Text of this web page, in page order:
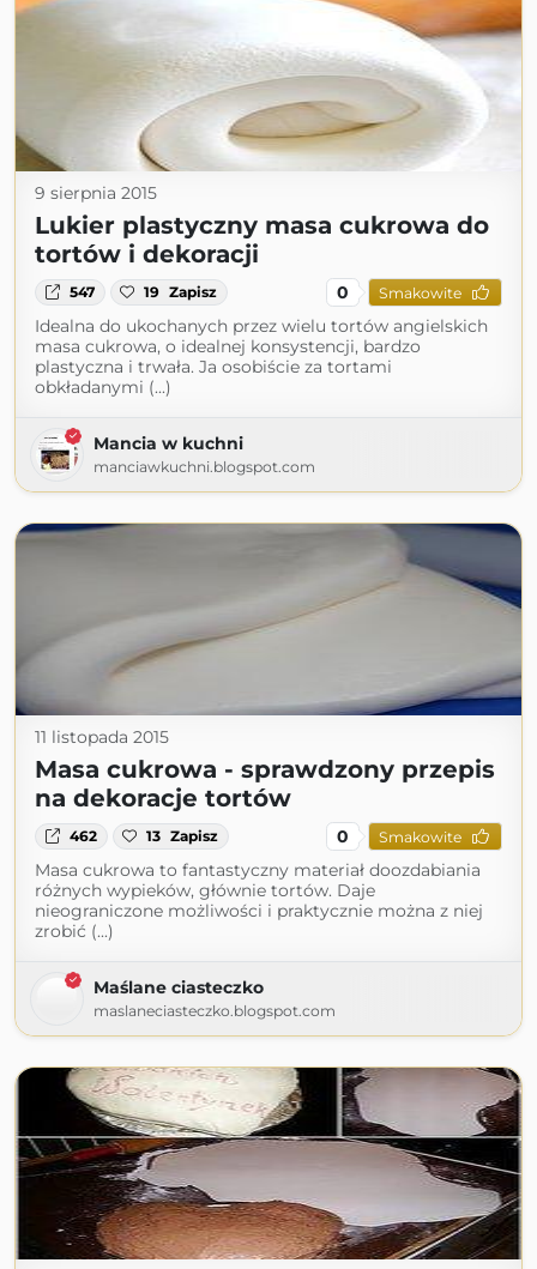
9 sierpnia 2015
Lukier plastyczny masa cukrowa do
tortów i dekoracji
547 19 Zapisz 0 Smakowite
Idealna do ukochanych przez wielu tortów angielskich
masa cukrowa, o idealnej konsystencji, bardzo
plastyczna i trwała. Ja osobiście za tortami
obkładanymi (...)
Mancia w kuchni
manciawkuchni.blogspot.com
11 listopada 2015
Masa cukrowa - sprawdzony przepis
na dekoracje tortów
462 13 Zapisz 0 Smakowite
Masa cukrowa to fantastyczny materiał doozdabiania
różnych wypieków, głównie tortów. Daje
nieograniczone możliwości i praktycznie można z niej
zrobić (...)
Maślane ciasteczko
maslaneciasteczko.blogspot.com